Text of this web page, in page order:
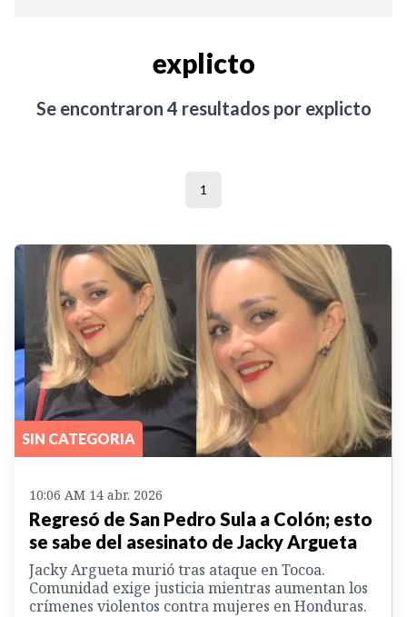
explicto
Se encontraron 4 resultados por explicto
1
SIN CATEGORIA
10:06 AM 14 abr. 2026
Regresó de San Pedro Sula a Colón; esto
se sabe del asesinato de Jacky Argueta
Jacky Argueta murió tras ataque en Tocoa.
Comunidad exige justicia mientras aumentan los
crímenes violentos contra mujeres en Honduras.